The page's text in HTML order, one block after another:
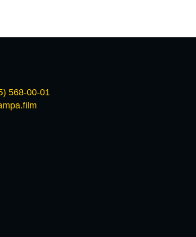
568-00-01